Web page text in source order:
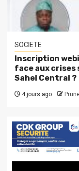
SOCIETE
Inscription
face aux crises
Sahel Central ?
4 jours ago